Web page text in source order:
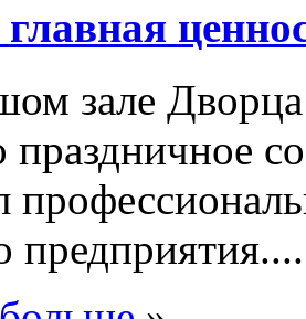
зале
предприятия....